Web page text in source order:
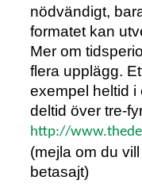
nödvändigt,
formatet kan
Mer om
flera upplägg.
exempel heltid i
deltid över tre-
http://
(mejla om du
betasajt)